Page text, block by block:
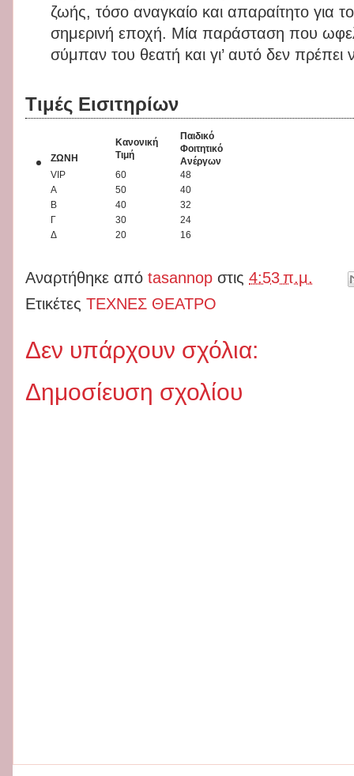
ζωής, τόσο αναγκαίο και απαραίτητο για
σημερινή εποχή. Μία παράσταση που
σύμπαν του θεατή και γι’ αυτό δεν πρέπει
Τιμές Εισιτηρίων
Κανονική
Τιμή
Παιδικό
Φοιτητικό
Ανέργων
ΖΩΝΗ
VIP
60
48
A
50
40
B
40
32
Γ
30
24
Δ
20 16
Αναρτήθηκε από tasannop στις 4:53 π.μ.
Ετικέτες ΤΕΧΝΕΣ ΘΕΑΤΡΟ
Δεν υπάρχουν σχόλια:
Δημοσίευση σχολίου